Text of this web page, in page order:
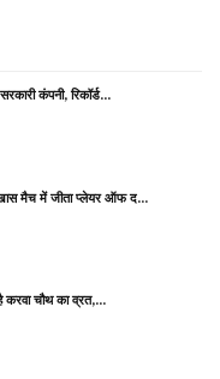
कंपनी, रिकॉर्ड…
मैच में जीता प्लेयर ऑफ द…
है करवा चौथ का व्रत,…